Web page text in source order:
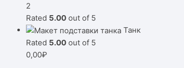
2
Rated 5.00out of 5
Танк
Rated 5.00out of 5
0,00₽